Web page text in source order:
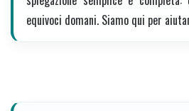
equivoci domani. Siamo qui per